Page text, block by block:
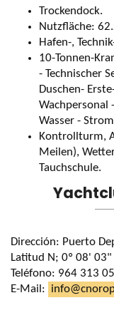
Trockendock.
Nutzfläche:
Hafen-,
10-Tonnen-
- Technischer
Duschen-
Wachpersonal
Wasser -
Kontrollturm,
Meilen),
Tauchschule.
Dirección: Puerto
Latitud N; 0º 08' 03"
Teléfono: 964 313
E-Mail: